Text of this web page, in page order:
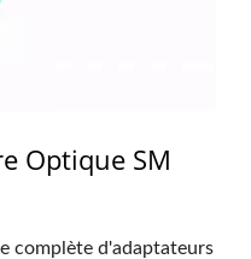
Optique SM
complète d'adaptateurs